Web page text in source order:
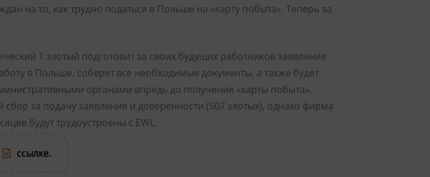
на то, как трудно податься в Польше на «карту побыта». Теперь за
1 злотый подготовит за своих будущих работников заявление
в Польше, соберет все необходимые документы, а также будет
органами впредь до получения «карты побыта».
за подачу заявления и доверенности (507 злотых), однако фирма
будут трудоустроены с EWL.
ссылке.